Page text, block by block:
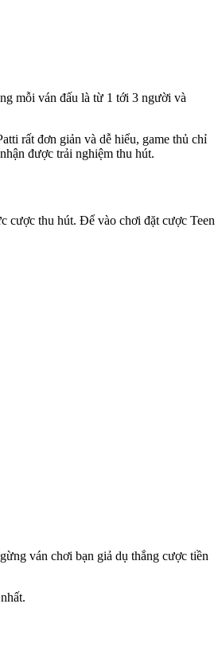
mỗi ván đấu là từ 1 tới 3 người và
rất đơn giản và dễ hiểu, game thủ chỉ
được trải nghiệm thu hút.
cược thu hút. Để vào chơi đặt cược Teen
ván chơi bạn giả dụ thắng cược tiền